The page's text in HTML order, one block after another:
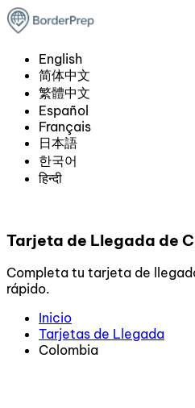
English
简体中文
繁體中文
Español
Français
日本語
한국어
हिन्दी
Tarjeta de Llegada de
Completa tu tarjeta de
rápido.
Inicio
Tarjetas de Llegada
Colombia